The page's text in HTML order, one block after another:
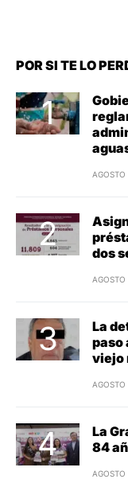
POR SI TE LO
dos
La
paso
viejo
La
84